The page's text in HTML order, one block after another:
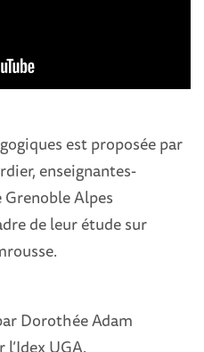
est proposée par
enseignantes-
Alpes
de leur étude sur
Dorothée Adam
UGA.